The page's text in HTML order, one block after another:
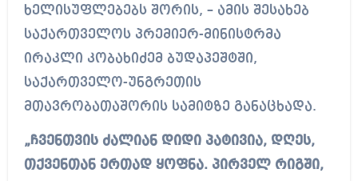
ხელისუფლებებს შორის, – ამის შესახებ
საქართველოს პრემიერ-მინისტრმა
ირაკლი კობახიძემ ბუდაპეშტში,
საქართველო-უნგრეთის
მთავრობათაშორის სამიტზე განაცხადა.
„ჩვენთვის ძალიან დიდი პატივია, დღეს,
თქვენთან ერთად ყოფნა. პირველ რიგში,